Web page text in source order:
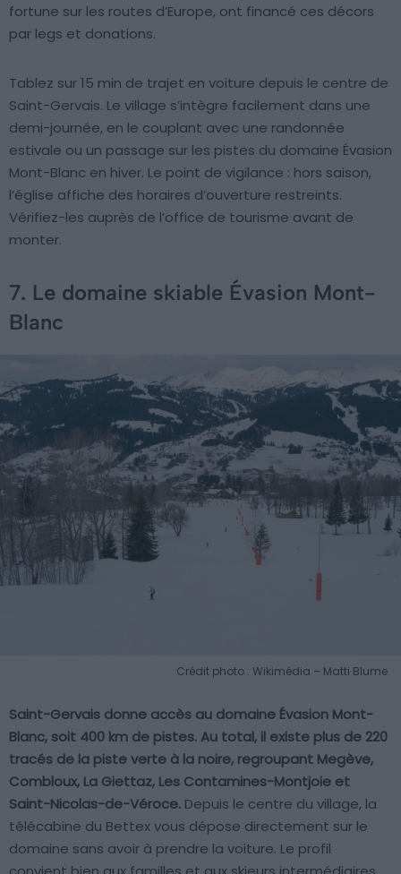
fortune sur les routes d’Europe, ont financé ces décors
par legs et donations.
Tablez sur 15 min de trajet en voiture depuis le centre de
Saint-Gervais. Le village s’intègre facilement dans une
demi-journée, en le couplant avec une randonnée
estivale ou un passage sur les pistes du domaine Évasion
Mont-Blanc en hiver. Le point de vigilance : hors saison,
l’église affiche des horaires d’ouverture restreints.
Vérifiez-les auprès de l’office de tourisme avant de
monter.
7. Le domaine skiable Évasion Mont-
Blanc
Crédit photo : Wikimédia – Matti Blume
Saint-Gervais donne accès au domaine Évasion Mont-
Blanc, soit 400 km de pistes. Au total, il existe plus de 220
tracés de la piste verte à la noire, regroupant Megève,
Combloux, La Giettaz, Les Contamines-Montjoie et
Saint-Nicolas-de-Véroce. Depuis le centre du village, la
télécabine du Bettex vous dépose directement sur le
domaine sans avoir à prendre la voiture. Le profil